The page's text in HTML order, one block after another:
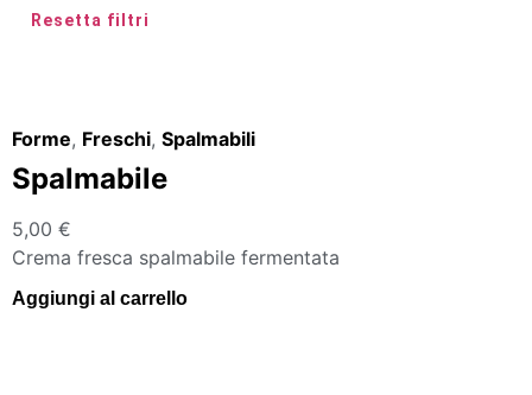
Resetta filtri
Forme, Freschi, Spalmabili
Spalmabile
5,00 €
Crema fresca spalmabile fermentata
Aggiungi al carrello